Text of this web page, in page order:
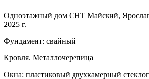
Одноэтажный дом СНТ Майский,
2025 г.
Фундамент: свайный
Кровля. Металлочерепица
Окна: пластиковый двухкамерный